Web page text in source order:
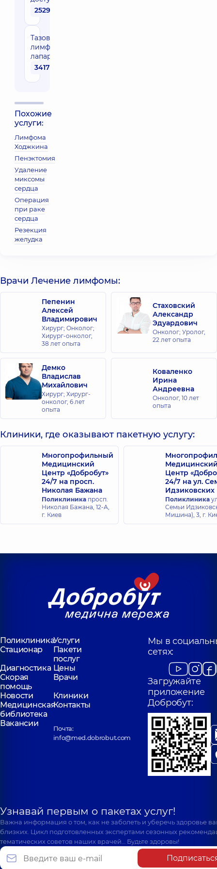
25290 грн
Тазовая
лимфаденэктомия
лапароскопическая
34170 грн
Похожие
услуги:
Лимфома
Ходжкина
Пенэктомия
Удаление
миксомы
сердца
Операция
при раке
сердца
Резекция
желудка
Врачи Лечение лимфомы:
Пепенин
Алексей
Владимирович
Хирург; Онколог;
Хирург-онколог,
38 лет опыта
Стаховский
Александр
Эдуардович
Онколог; Уролог,
22 лет опыта
Демко
Владислав
Михайлович
Хирург; Хирург-
онколог, 6 лет
опыта
Коваленко
Ирина
Андреевна
Онколог, 10 лет
опыта
Клиники, где оказывают пакетную услугу:
Многопрофильный
Медицинский
Центр «Добробут»
24/7 на просп.
Николая Бажана
Поликлиника просп.
Николая Бажана, 12-А,
г. Киев
Центр
24/7 на ул.
Идзиковских
Поликлиника
Семьи
Мишина), 3, г.
ПоликлиникаУслуги
Стационар
Пакети
послуг
Диагностика Цены
Скорая
помощь
Врачи
Новости
Клиники
Медицинская
библиотека
Контакты
Вакансии
Почта:
info@med.dobrobut.com
Мы в
сетях:
Загружайте
приложение
Добробут:
Узнавай первым о пакетах услуг!
Важна информация о том, как не заболеть и уберечь здоровье
близких. Цикл подготовленных экспертами сезонных
тематических советов наших врачей… Будьте здоровы!